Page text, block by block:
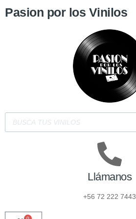
Pasion por los Vinilos
Llámanos
+56 72 222 7443